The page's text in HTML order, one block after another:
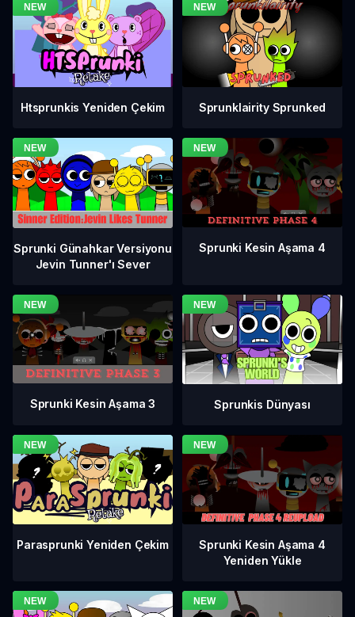
Htsprunkis Yeniden Çekim Sprunklairity Sprunked
Sprunki Günahkar Versiyonu
Jevin Tunner'ı Sever
Sprunki Kesin Aşama 4
Sprunki Kesin Aşama 3 Sprunkis Dünyası
Parasprunki Yeniden Çekim
Sprunki Kesin Aşama 4
Yeniden Yükle